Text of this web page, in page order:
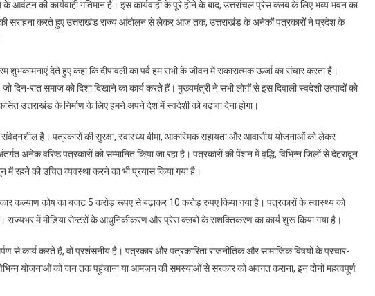
की कार्यवाही गतिमान है। इस कार्यवाही के पूरे होने के बाद, उत्तरांचल प्रेस क्लब के लिए भव्य भवन का
की सराहना करते हुए उत्तराखंड राज्य आंदोलन से लेकर आज तक, उत्तराखंड के अनेकों पत्रकारों ने प्रदेश के
शुभकामनाएं देते हुए कहा कि दीपावली का पर्व हम सभी के जीवन में सकारात्मक ऊर्जा का संचार करता है।
दिन-रात समाज को दिशा दिखाने का कार्य करते हैं। मुख्यमंत्री ने सभी लोगों से इस दिवाली स्वदेशी उत्पादों को
उत्तराखंड के निर्माण के लिए हमने अपने देश में स्वदेशी को बढ़ावा देना होगा।
है। पत्रकारों की सुरक्षा, स्वास्थ्य बीमा, आकस्मिक सहायता और आवासीय योजनाओं को लेकर
अनेक वरिष्ठ पत्रकारों को सम्मानित किया जा रहा है। पत्रकारों की पेंशन में वृद्धि, विभिन्न जिलों से देहरादून
में रहने की उचित व्यवस्था करने का भी प्रयास किया गया है।
कल्याण कोष का बजट 5 करोड़ रूपए से बढ़ाकर 10 करोड़ रुपए किया गया है। पत्रकारों के स्वास्थ्य को
राज्यभर में मीडिया सेन्टरों के आधुनिकीकरण और प्रेस क्लबों के सशक्तिकरण का कार्य शुरू किया गया है।
से कार्य करते हैं, वो प्रशंसनीय है। पत्रकार और पत्रकारिता राजनीतिक और सामाजिक विषयों के प्रचार-
योजनाओं को जन तक पहुंचाना या आमजन की समस्याओं से सरकार को अवगत कराना, इन दोनों महत्वपूर्ण